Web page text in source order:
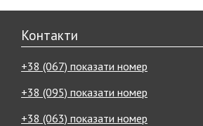
Контакти
+38 (067) показати номер
+38 (095) показати номер
+38 (063) показати номер